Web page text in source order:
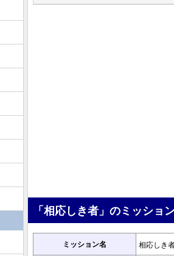
「相応しき者」のミッショ
ミッション名 相応しき